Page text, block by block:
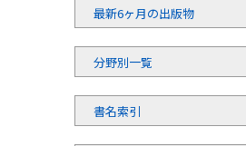
最新6ヶ月の出版物
分野別一覧
書名索引